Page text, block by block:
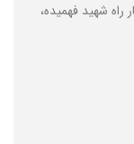
شهید فهمیده،